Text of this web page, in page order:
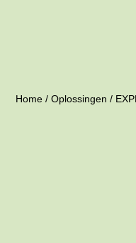
Home /Oplossingen /